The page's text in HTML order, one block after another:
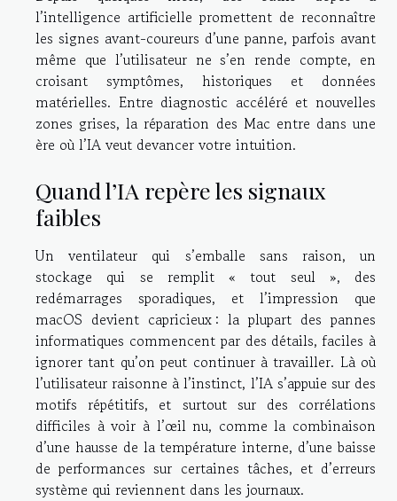
l’intelligence artificielle promettent de reconnaître
les signes avant-coureurs d’une panne, parfois avant
même que l’utilisateur ne s’en rende compte, en
croisant symptômes, historiques et données
matérielles. Entre diagnostic accéléré et nouvelles
zones grises, la réparation des Mac entre dans une
ère où l’IA veut devancer votre intuition.
Quand l’IA repère les signaux
faibles
Un ventilateur qui s’emballe sans raison, un
stockage qui se remplit « tout seul », des
redémarrages sporadiques, et l’impression que
macOS devient capricieux : la plupart des pannes
informatiques commencent par des détails, faciles à
ignorer tant qu’on peut continuer à travailler. Là où
l’utilisateur raisonne à l’instinct, l’IA s’appuie sur des
motifs répétitifs, et surtout sur des corrélations
difficiles à voir à l’œil nu, comme la combinaison
d’une hausse de la température interne, d’une baisse
de performances sur certaines tâches, et d’erreurs
système qui reviennent dans les journaux.